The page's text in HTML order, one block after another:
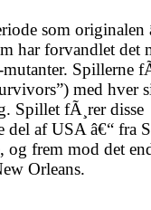
som originalen
har forvandlet det
Spillerne
med hver
Spillet fÃ¸rer disse
del af USA â€“ fra
og frem mod det
Orleans.